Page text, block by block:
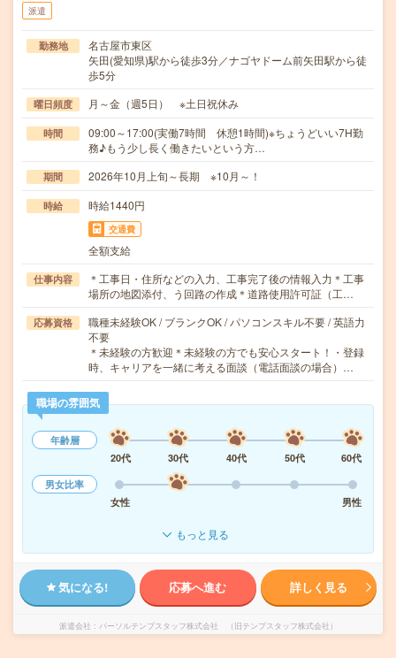
派遣
勤務地
名古屋市東区
矢田(愛知県)駅から徒歩3分／ナゴヤドーム前矢田駅から徒
歩5分
曜日頻度 月～金（週5日） ※土日祝休み
時間
09:00～17:00(実働7時間 休憩1時間)※ちょうどいい7H勤
務♪もう少し長く働きたいという方…
期間 2026年10月上旬～長期 ※10月～！
時給 時給1440円
交通費
全額支給
仕事内容
＊工事日・住所などの入力、工事完了後の情報入力＊工事
場所の地図添付、う回路の作成＊道路使用許可証（工…
応募資格
職種未経験OK / ブランクOK / パソコンスキル不要 / 英語力
不要
＊未経験の方歓迎＊未経験の方でも安心スタート！・登録
時、キャリアを一緒に考える面談（電話面談の場合）…
職場の雰囲気
年齢層
20代
30代 40代 50代
60代
男女比率
女性
男性
もっと見る
気になる! 応募へ進む 詳しく見る
派遣会社 パーソルテンプスタッフ株式会社 （旧テンプスタッフ株式会社）